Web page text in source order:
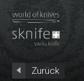
Zurück